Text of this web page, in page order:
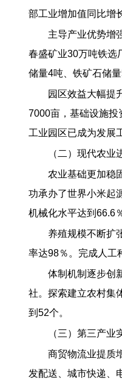
部工业增加值同比增
主导产业优势增
春盛矿业30万吨铁选
储量4吨、铁矿石储
园区效益大幅提
7000亩，基础设施投
工业园区已成为发展
（二）现代农业
农业基础更加稳
功承办了世界小米起
机械化水平达到66.6
养殖规模不断扩
率达98％。完成人工
体制机制逐步创
社。探索建立农村集
到52个。
（三）第三产业
商贸物流业提质
发配送、城市快递、